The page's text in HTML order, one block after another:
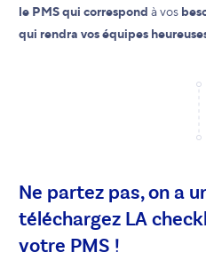
le PMS qui correspond à vos
qui rendra vos équipes
Ne partez pas, on a
téléchargez LA
votre PMS !